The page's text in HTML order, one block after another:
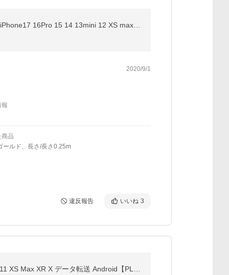
2020/9/1
報
品
ールド、長さ/長さ0.25m
違反報告 いいね 3